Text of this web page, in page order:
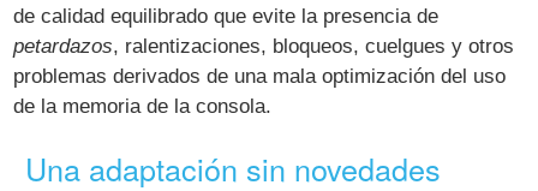
de calidad equilibrado que evite la presencia de
petardazos, ralentizaciones, bloqueos, cuelgues y otros
problemas derivados de una mala optimización del uso
de la memoria de la consola.
Una adaptación sin novedades